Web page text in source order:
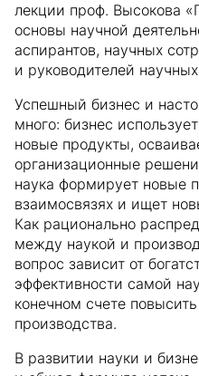
лекции проф. Высокова
основы научной
аспирантов, научных
и руководителей
Успешный бизнес и
много: бизнес
новые продукты,
организационные
наука формирует новые
взаимосвязях и ищет
Как рационально
между наукой и
вопрос зависит от
эффективности самой
конечном счете
производства.
В развитии науки и